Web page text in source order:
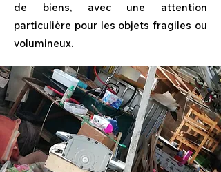
de biens, avec une attention
particulière pour les objets fragiles ou
volumineux.